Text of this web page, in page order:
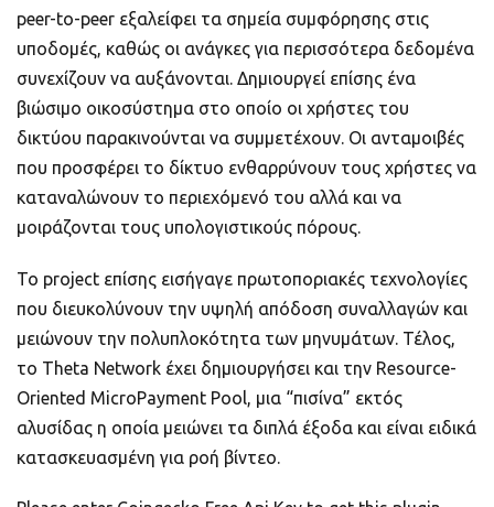
peer-to-peer εξαλείφει τα σημεία συμφόρησης στις
υποδομές, καθώς οι ανάγκες για περισσότερα δεδομένα
συνεχίζουν να αυξάνονται. Δημιουργεί επίσης ένα
βιώσιμο οικοσύστημα στο οποίο οι χρήστες του
δικτύου παρακινούνται να συμμετέχουν. Οι ανταμοιβές
που προσφέρει το δίκτυο ενθαρρύνουν τους χρήστες να
καταναλώνουν το περιεχόμενό του αλλά και να
μοιράζονται τους υπολογιστικούς πόρους.
Το project επίσης εισήγαγε πρωτοποριακές τεχνολογίες
που διευκολύνουν την υψηλή απόδοση συναλλαγών και
μειώνουν την πολυπλοκότητα των μηνυμάτων. Τέλος,
το Theta Network έχει δημιουργήσει και την Resource-
Oriented MicroPayment Pool, μια “πισίνα” εκτός
αλυσίδας η οποία μειώνει τα διπλά έξοδα και είναι ειδικά
κατασκευασμένη για ροή βίντεο.